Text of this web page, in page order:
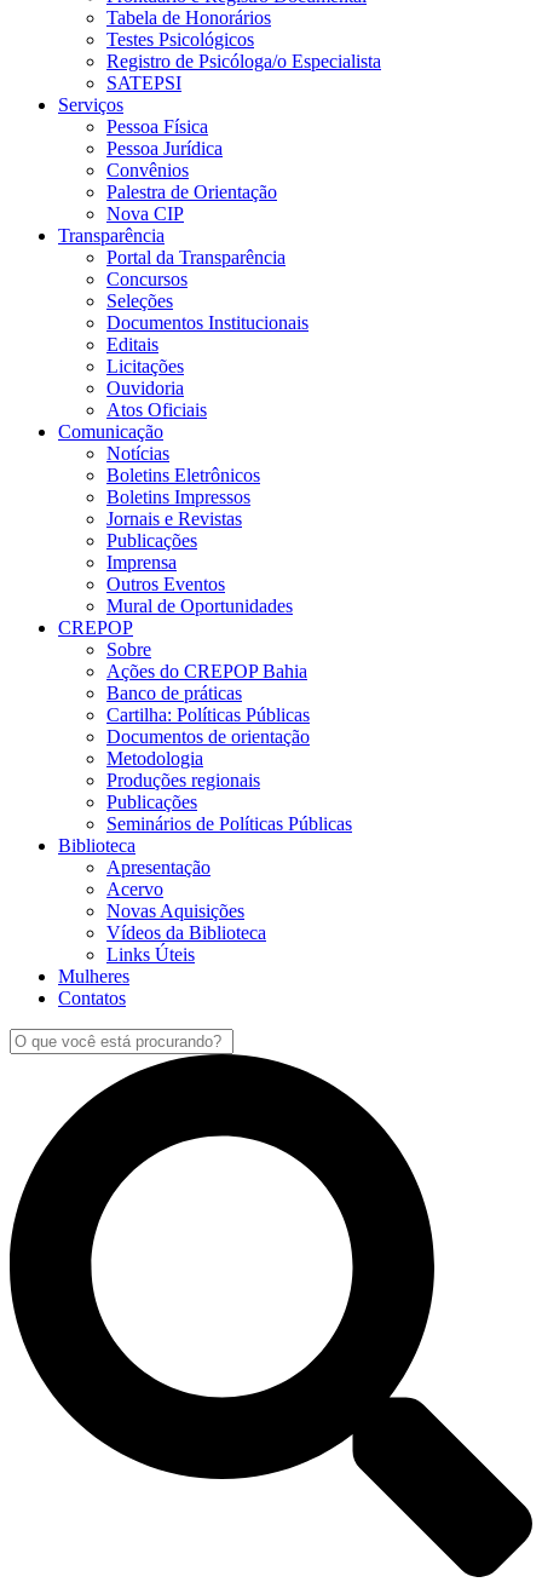
Tabela de Honorários
Testes Psicológicos
Registro de Psicóloga/o Especialista
SATEPSI
Serviços
Pessoa Física
Pessoa Jurídica
Convênios
Palestra de Orientação
Nova CIP
Transparência
Portal da Transparência
Concursos
Seleções
Documentos Institucionais
Editais
Licitações
Ouvidoria
Atos Oficiais
Comunicação
Notícias
Boletins Eletrônicos
Boletins Impressos
Jornais e Revistas
Publicações
Imprensa
Outros Eventos
Mural de Oportunidades
CREPOP
Sobre
Ações do CREPOP Bahia
Banco de práticas
Cartilha: Políticas Públicas
Documentos de orientação
Metodologia
Produções regionais
Publicações
Seminários de Políticas Públicas
Biblioteca
Apresentação
Acervo
Novas Aquisições
Vídeos da Biblioteca
Links Úteis
Mulheres
Contatos